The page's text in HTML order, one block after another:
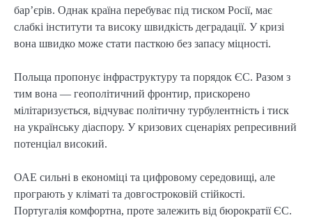
бар’єрів. Однак країна перебуває під тиском Росії, має
слабкі інститути та високу швидкість деградації. У кризі
вона швидко може стати пасткою без запасу міцності.
Польща пропонує інфраструктуру та порядок ЄС. Разом з
тим вона — геополітичний фронтир, прискорено
мілітаризується, відчуває політичну турбулентність і тиск
на українську діаспору. У кризових сценаріях репресивний
потенціал високий.
ОАЕ сильні в економіці та цифровому середовищі, але
програють у кліматі та довгостроковій стійкості.
Португалія комфортна, проте залежить від бюрократії ЄС.